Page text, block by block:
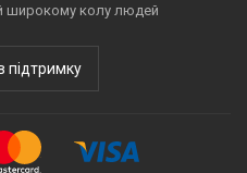
широкому колу людей
підтримку